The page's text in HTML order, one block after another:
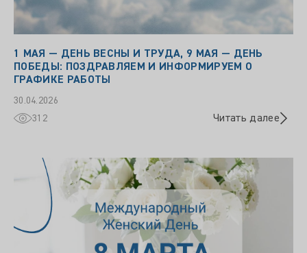
1 МАЯ — ДЕНЬ ВЕСНЫ И ТРУДА, 9 МАЯ — ДЕНЬ
ПОБЕДЫ: ПОЗДРАВЛЯЕМ И ИНФОРМИРУЕМ О
ГРАФИКЕ РАБОТЫ
30.04.2026
312
Читать далее